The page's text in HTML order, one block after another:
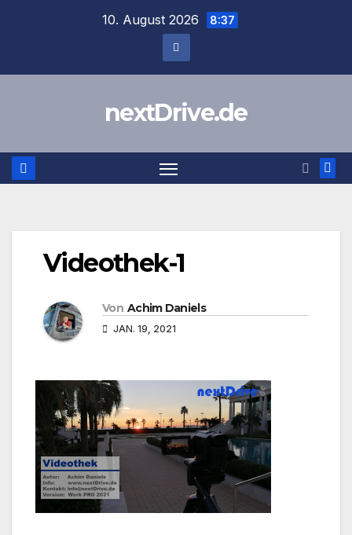
10. August 2026 8:37
nextDrive.de
Videothek-1
Von Achim Daniels
JAN. 19, 2021